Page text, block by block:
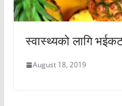
स्वास्थ्यको लागि
August 18, 2019